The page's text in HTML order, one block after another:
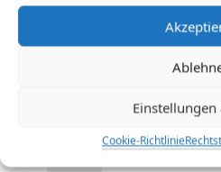
Einstellungen
Cookie-Richtlinie
Zuerst erschienen auf
Helferlein: https://blogs.rpi-
virtuell.de/digital/2019/07/
Comments from Mastodon:
Kategorien: